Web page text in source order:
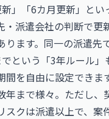
」「6カ月更新」とい
・派遣会社の判断で更
ります。同一の派遣先
という「3年ルール」
間を自由に設定できま
年まで様々。ただし、
スクは派遣以上で、案